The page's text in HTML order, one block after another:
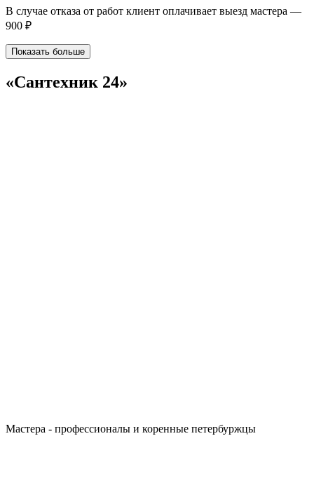
В случае отказа от работ клиент оплачивает выезд мастера —
900 ₽
Показать больше
«Сантехник 24»
Мастера - профессионалы и коренные петербуржцы